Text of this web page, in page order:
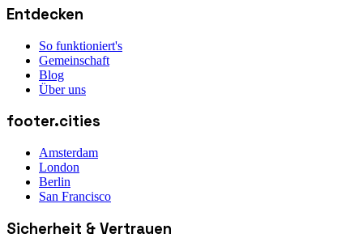
Entdecken
So funktioniert's
Gemeinschaft
Blog
Über uns
footer.cities
Amsterdam
London
Berlin
San Francisco
Sicherheit & Vertrauen